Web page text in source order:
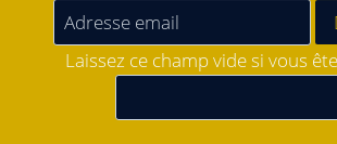
Laissez ce champ vide si vous